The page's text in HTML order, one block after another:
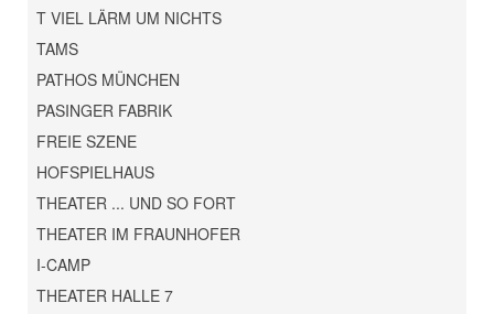
T VIEL LÄRM UM NICHTS
TAMS
PATHOS MÜNCHEN
PASINGER FABRIK
FREIE SZENE
HOFSPIELHAUS
THEATER ... UND SO FORT
THEATER IM FRAUNHOFER
I-CAMP
THEATER HALLE 7